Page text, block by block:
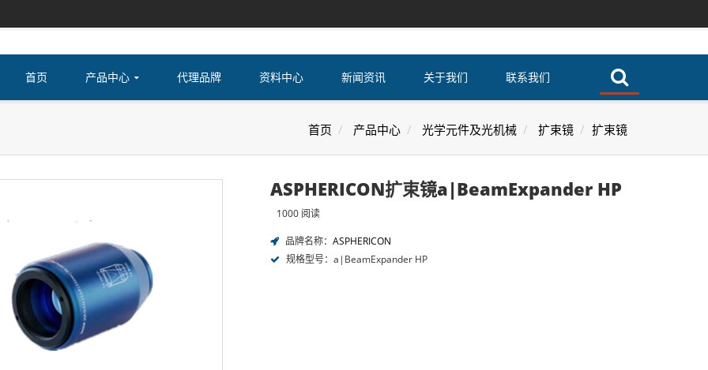
首页 产品中心 代理品牌 资料中心 新闻资讯 关于我们 联系我们
首页 产品中心 光学元件及光机械 扩束镜 扩束镜
ASPHERICON扩束镜a|BeamExpander HP
1000 阅读
品牌名称：ASPHERICON
规格型号：a|BeamExpander HP